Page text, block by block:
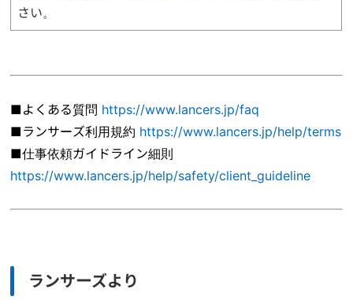
さい。
■よくある質問 https://www.lancers.jp/faq
■ランサーズ利用規約 https://www.lancers.jp/help/terms
■仕事依頼ガイドライン細則
https://www.lancers.jp/help/safety/client_guideline
ランサーズより